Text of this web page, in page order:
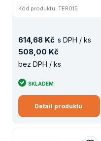
ROZM. 610 X 410 X 95
Kód produktu: TER015
614, 68 Kč s DPH / ks
508,00 Kč
bez DPH / ks
SKLADEM
Detail produktu